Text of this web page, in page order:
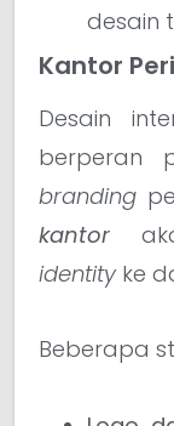
desain
Kantor
Desain
berperan
branding
kantor
identity ke
Beberapa